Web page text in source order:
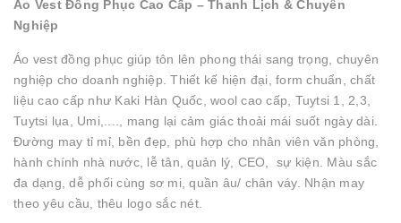
Áo Vest Đồng Phục Cao Cấp – Thanh Lịch & Chuyên
Nghiệp
Áo vest đồng phục giúp tôn lên phong thái sang trọng, chuyên
nghiệp cho doanh nghiệp. Thiết kế hiện đại, form chuẩn, chất
liệu cao cấp như Kaki Hàn Quốc, wool cao cấp, Tuytsi 1, 2,3,
Tuytsi lụa, Umi,...., mang lại cảm giác thoải mái suốt ngày dài.
Đường may tỉ mỉ, bền đẹp, phù hợp cho nhân viên văn phòng,
hành chính nhà nước, lễ tân, quản lý, CEO, sự kiện. Màu sắc
đa dạng, dễ phối cùng sơ mi, quần âu/ chân váy. Nhận may
theo yêu cầu, thêu logo sắc nét.